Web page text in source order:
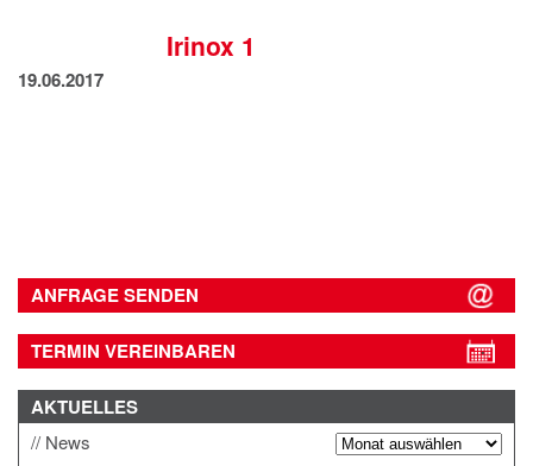
DATENSCHUTZIrinox 1
19.06.2017
ANFRAGE SENDEN
TERMIN VEREINBAREN
AKTUELLES
News